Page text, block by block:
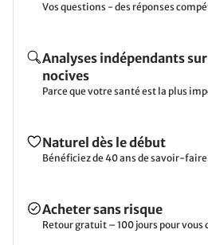
Vos questions - des réponses
Analyses indépendants
nocives
Parce que votre santé est la plus
Naturel dès le début
Bénéficiez de 40 ans de savoir-
Acheter sans risque
Retour gratuit – 100 jours pour vous